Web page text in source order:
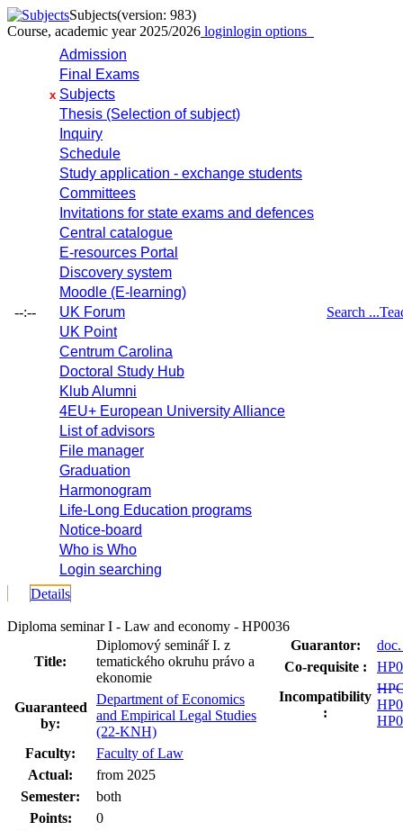
Subjects(version: 983)
Course, academic year 2025/2026 loginlogin options
--:--
Admission
Final Exams
x Subjects
Thesis (Selection of subject)
Inquiry
Schedule
Study application - exchange students
Committees
Invitations for state exams and defences
Central catalogue
E-resources Portal
Discovery system
Moodle (E-learning)
UK Forum
UK Point
Centrum Carolina
Doctoral Study Hub
Klub Alumni
4EU+ European University Alliance
List of advisors
File manager
Graduation
Harmonogram
Life-Long Education programs
Notice-board
Who is Who
Login searching
Search ...
Details
Diploma seminar I - Law and economy - HP0036
Title:
Diplomový seminář I. z
tematického okruhu právo a
ekonomie
Guaranteed
by:
Department of Economics
and Empirical Legal Studies
(22-KNH)
Faculty:
Faculty of Law
Actual:
from 2025
Semester:
both
Points:
0
Guarantor:
Co-requisite :
Incompatibility
: